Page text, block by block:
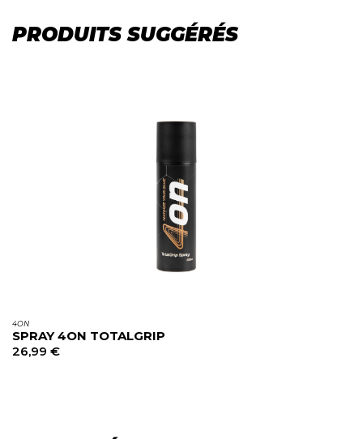
PRODUITS SUGGÉRÉS
4ON
SPRAY 4ON TOTALGRIP
26,99 €